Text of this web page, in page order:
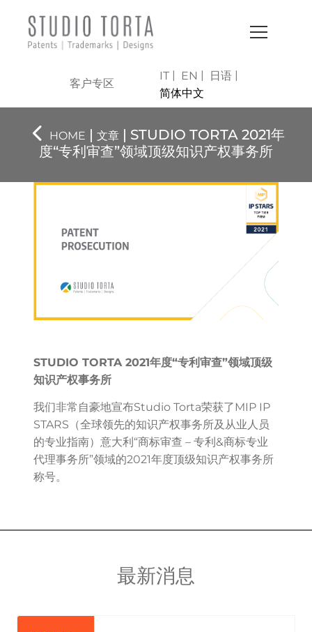
客户专区
IT EN
日语
简体中文
HOME | 文章 | STUDIO TORTA 2021年
度“专利审查”领域顶级知识产权事务所
STUDIO TORTA 2021年度“专利审查”领域顶级
知识产权事务所
我们非常自豪地宣布Studio Torta荣获了MIP IP
STARS（全球领先的知识产权事务所及从业人员
的专业指南）意大利“商标审查 – 专利&商标专业
代理事务所”领域的2021年度顶级知识产权事务所
称号。
最新消息